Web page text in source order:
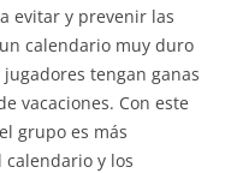
evitar y prevenir las
calendario muy duro
tengan ganas
vacaciones. Con este
grupo es más
y los